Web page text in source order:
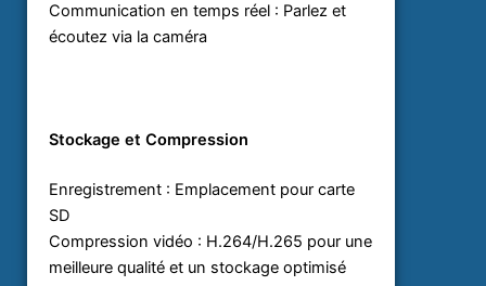
Communication en temps réel : Parlez et
écoutez via la caméra
Stockage et Compression
Enregistrement : Emplacement pour carte
SD
Compression vidéo : H.264/H.265 pour une
meilleure qualité et un stockage optimisé